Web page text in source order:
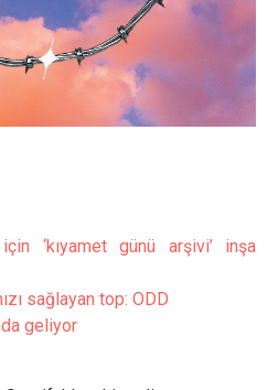
‘kıyamet günü arşivi’ inşa
sağlayan top: ODD
geliyor